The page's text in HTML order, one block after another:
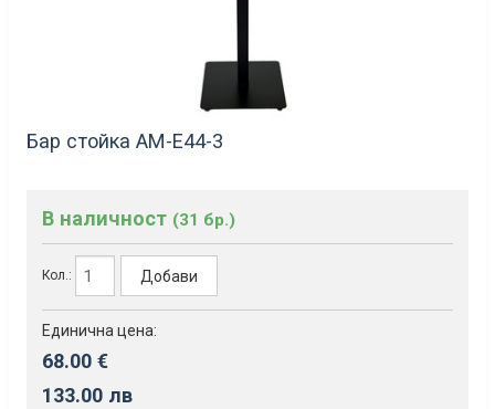
Бар стойка AM-Е44-3
В наличност (31 бр.)
Кол.: Добави
Единична цена:
68.00 €
133.00 лв